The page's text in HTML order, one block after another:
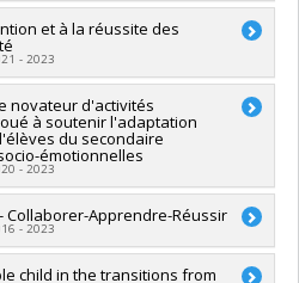
Dupéré
,Alain Marchand
de recherche du Québec -
(AC) Action concertée : Prog de
réussite scolaires
et à la réussite des
- 2023
Dupéré,Pierre Canisius Kamanzi
de recherches en sciences
Subvention d'engagement
novateur d'activités
à soutenir l'adaptation
du secondaire
émotionnelles
- 2023
Collaborer-Apprendre-Réussir
- 2023
,Isabelle Archambault
child in the transitions from